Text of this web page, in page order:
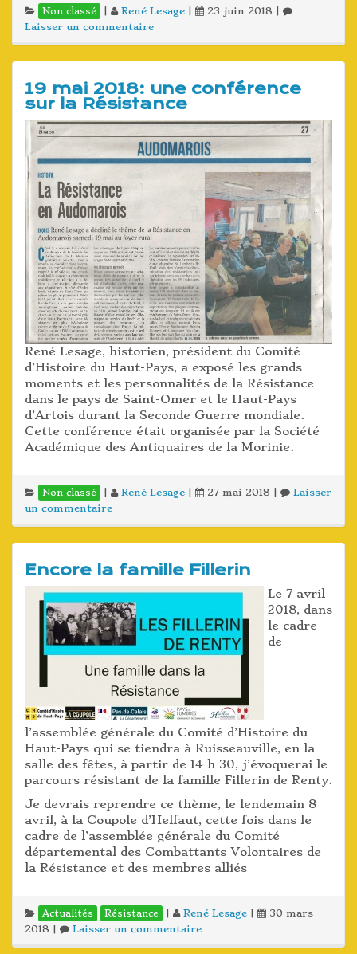
Non classé René Lesage 23 juin 2018
Laisser un commentaire
19 mai 2018: une conférence
sur la Résistance
René Lesage, historien, président du Comité
d’Histoire du Haut-Pays, a exposé les grands
moments et les personnalités de la Résistance
dans le pays de Saint-Omer et le Haut-Pays
d’Artois durant la Seconde Guerre mondiale.
Cette conférence était organisée par la Société
Académique des Antiquaires de la Morinie.
Non classé | René Lesage | 27 mai 2018 |
Laisser
un commentaire
Encore la famille Fillerin
Le 7 avril
2018, dans
le cadre
de
l’assemblée générale du Comité d’Histoire du
Haut-Pays qui se tiendra à Ruisseauville, en la
salle des fêtes, à partir de 14 h 30, j’évoquerai le
parcours résistant de la famille Fillerin de Renty.
Je devrais reprendre ce thème, le lendemain 8
avril, à la Coupole d’Helfaut, cette fois dans le
cadre de l’assemblée générale du Comité
départemental des Combattants Volontaires de
la Résistance et des membres alliés
Actualités Résistance | René Lesage |
30 mars
2018 | Laisser un commentaire